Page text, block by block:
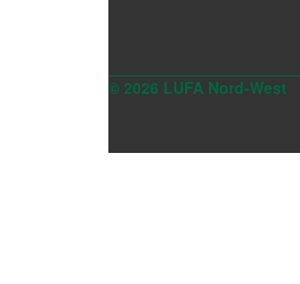
© 2026 LUFA Nord-West